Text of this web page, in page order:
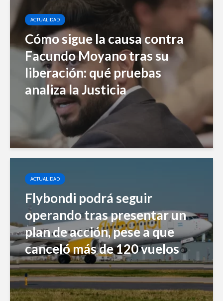
ACTUALIDAD
Cómo sigue la causa contra
Facundo Moyano tras su
liberación: qué pruebas
analiza la Justicia
ACTUALIDAD
Flybondi podrá seguir
operando tras presentar un
plan de acción, pese a que
canceló más de 120 vuelos